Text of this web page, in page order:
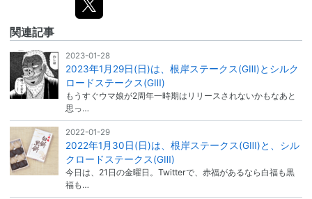
関連記事
2023-01-28
2023年1月29日(日)は、根岸ステークス(GⅢ)とシルク
ロードステークス(GⅢ)
もうすぐウマ娘が2周年一時期はリリースされないかもなあと
思っ…
2022-01-29
2022年1月30日(日)は、根岸ステークス(GⅢ)と、シル
クロードステークス(GⅢ)
今日は、21日の金曜日。Twitterで、赤福があるなら白福も黒
福も…